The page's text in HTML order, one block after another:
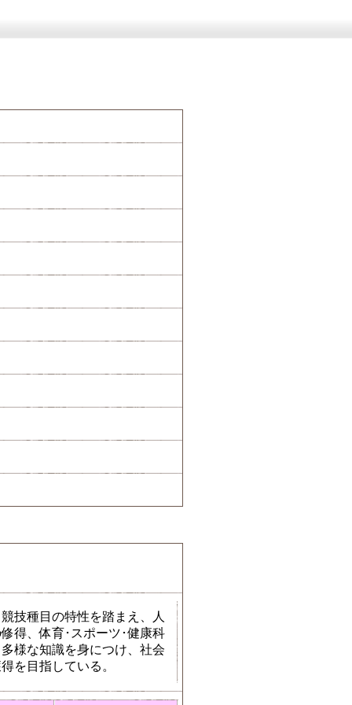
技種目の特性を踏まえ、人
得、体育･スポーツ･健康科
様な知識を身につけ、社会
を目指している。